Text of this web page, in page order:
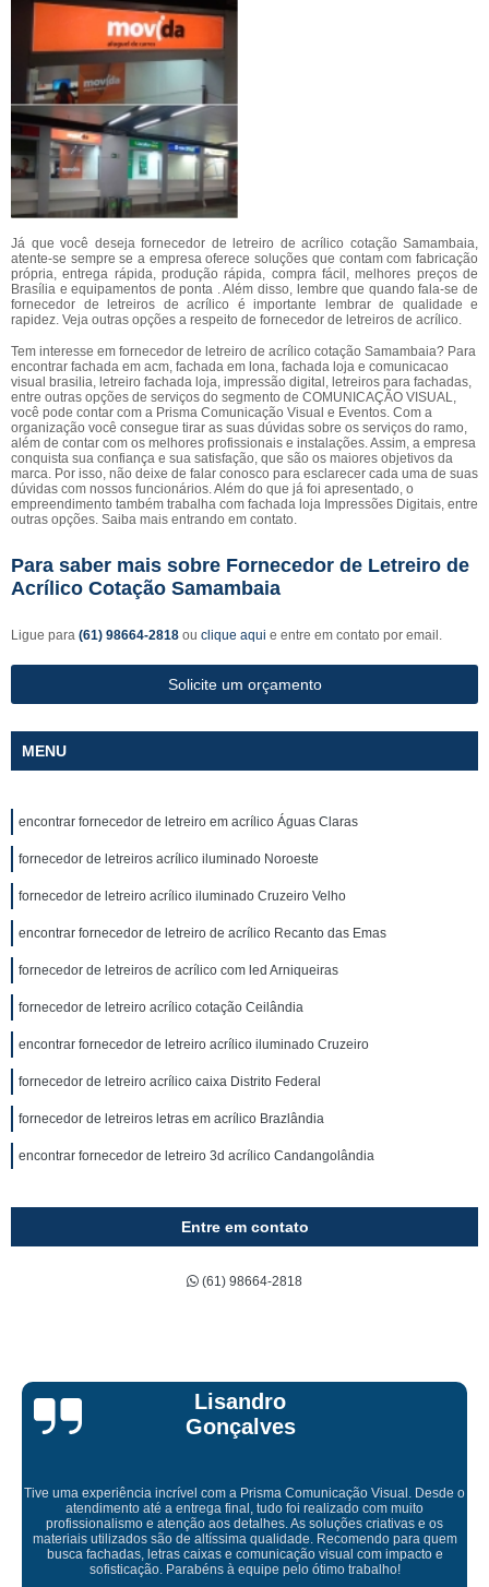
Já que você deseja fornecedor de letreiro de acrílico cotação Samambaia,
atente-se sempre se a empresa oferece soluções que contam com fabricação
própria, entrega rápida, produção rápida, compra fácil, melhores preços de
Brasília e equipamentos de ponta . Além disso, lembre que quando fala-se de
fornecedor de letreiros de acrílico é importante lembrar de qualidade e
rapidez. Veja outras opções a respeito de fornecedor de letreiros de acrílico.
Tem interesse em fornecedor de letreiro de acrílico cotação Samambaia? Para
encontrar fachada em acm, fachada em lona, fachada loja e comunicacao
visual brasilia, letreiro fachada loja, impressão digital, letreiros para fachadas,
entre outras opções de serviços do segmento de COMUNICAÇÃO VISUAL,
você pode contar com a Prisma Comunicação Visual e Eventos. Com a
organização você consegue tirar as suas dúvidas sobre os serviços do ramo,
além de contar com os melhores profissionais e instalações. Assim, a empresa
conquista sua confiança e sua satisfação, que são os maiores objetivos da
marca. Por isso, não deixe de falar conosco para esclarecer cada uma de suas
dúvidas com nossos funcionários. Além do que já foi apresentado, o
empreendimento também trabalha com fachada loja Impressões Digitais, entre
outras opções. Saiba mais entrando em contato.
Para saber mais sobre Fornecedor de Letreiro de
Acrílico Cotação Samambaia
Ligue para (61) 98664-2818 ou clique aqui e entre em contato por email.
Solicite um orçamento
MENU
encontrar fornecedor de letreiro em acrílico Águas Claras
fornecedor de letreiros acrílico iluminado Noroeste
fornecedor de letreiro acrílico iluminado Cruzeiro Velho
encontrar fornecedor de letreiro de acrílico Recanto das Emas
fornecedor de letreiros de acrílico com led Arniqueiras
fornecedor de letreiro acrílico cotação Ceilândia
encontrar fornecedor de letreiro acrílico iluminado Cruzeiro
fornecedor de letreiro acrílico caixa Distrito Federal
fornecedor de letreiros letras em acrílico Brazlândia
encontrar fornecedor de letreiro 3d acrílico Candangolândia
Entre em contato
(61) 98664-2818
Visual. Desde o
com muito
criativas e os
para quem
com impacto e
Empresa maravilhosa, entregue antes do prazo
ficou perfeita, indico de olhos